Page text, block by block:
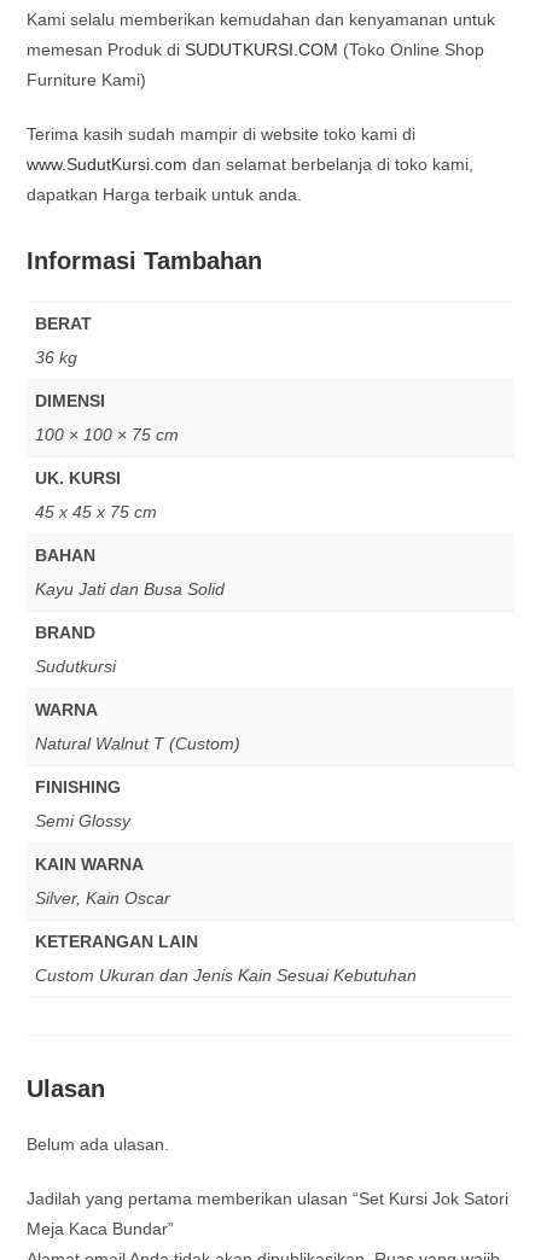
Kami selalu memberikan kemudahan dan kenyamanan untuk
memesan Produk diSUDUTKURSI.COM (Toko Online Shop
Furniture Kami)
Terima kasih sudah mampir di website toko kami di
www.SudutKursi.com dan selamat berbelanja di toko kami,
dapatkan Harga terbaik untuk anda.
Informasi Tambahan
BERAT
36 kg
DIMENSI
100 × 100 × 75 cm
UK. KURSI
45 x 45 x 75 cm
BAHAN
Kayu Jati dan Busa Solid
BRAND
Sudutkursi
WARNA
Natural Walnut T (Custom)
FINISHING
Semi Glossy
KAIN WARNA
Silver, Kain Oscar
KETERANGAN LAIN
Custom Ukuran dan Jenis Kain Sesuai Kebutuhan
Ulasan
Belum ada ulasan.
Jadilah yang pertama memberikan ulasan “Set Kursi Jok Satori
Meja Kaca Bundar”